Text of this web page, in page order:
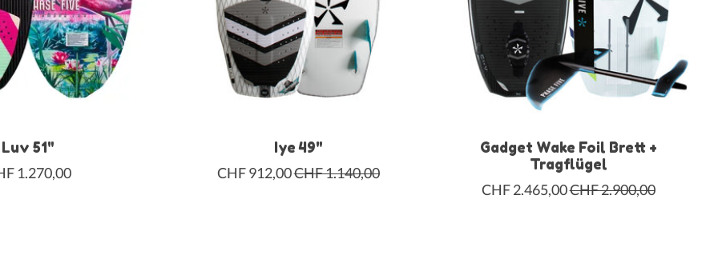
Luv 51"
1.270,00
Iye 49"
CHF 912,00CHF 1.140,00
Gadget Wake Foil Brett +
Tragflügel
CHF 2.465,00CHF 2.900,00